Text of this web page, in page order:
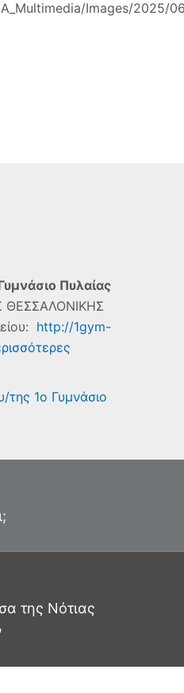
Images/2025/
Πυλαίας
ΘΕΣΣΑΛΟΝΙΚΗΣ
http://1gym-
της 1ο Γυμνάσιο
της Νότιας